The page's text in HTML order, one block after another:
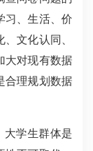
习、生活、价
文化认同、
大对现有数据
合理规划数据
学生群体是